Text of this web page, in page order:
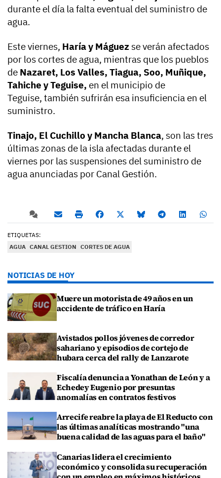
durante el día la falta eventual del suministro de
agua.
Este viernes, Haría y Máguez se verán afectados
por los cortes de agua, mientras que los pueblos
de Nazaret, Los Valles, Tiagua, Soo, Muñique,
Tahiche y Teguise, en el municipio de
Teguise, también sufrirán esa insuficiencia en el
suministro.
Tinajo, El Cuchillo y Mancha Blanca, son las tres
últimas zonas de la isla afectadas durante el
viernes por las suspensiones del suministro de
agua anunciadas por Canal Gestión.
ETIQUETAS:
AGUA CANAL GESTION CORTES DE AGUA
NOTICIAS DE HOY
Muere un motorista de 49 años en un
accidente de tráfico en Haría
Avistados pollos jóvenes de corredor
sahariano y episodios de cortejo de
hubara cerca del rally de Lanzarote
Fiscalía denuncia a Yonathan de León y a
Echedey Eugenio por presuntas
anomalías en contratos festivos
Arrecife reabre la playa de El Reducto con
las últimas analíticas mostrando "una
buena calidad de las aguas para el baño"
Canarias lidera el crecimiento
económico y consolida su recuperación